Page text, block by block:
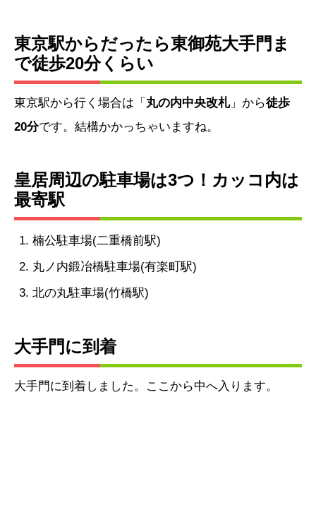
東京駅からだったら東御苑大手門ま
で徒歩20分くらい
東京駅から行く場合は「 丸の内中央改札」から徒歩
20分です。結構かかっちゃいますね。
皇居周辺の駐車場は3つ！カッコ内は
最寄駅
楠公駐車場(二重橋前駅)
丸ノ内鍛冶橋駐車場(有楽町駅)
北の丸駐車場(竹橋駅)
大手門に到着
大手門に到着しました。ここから中へ入ります。